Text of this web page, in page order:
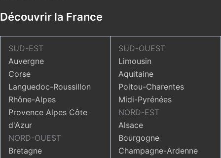
Découvrir la France
SUD-EST
Auvergne
Corse
Languedoc-Roussillon
Rhône-Alpes
Provence Alpes Côte
d'Azur
NORD-OUEST
Bretagne
SUD-OUEST
Limousin
Aquitaine
Poitou-Charentes
Midi-Pyrénées
NORD-EST
Alsace
Bourgogne
Champagne-Ardenne